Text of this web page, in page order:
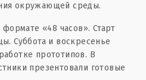
окружающей среды.
«48 часов». Старт
Суббота и воскресенье
прототипов. В
презентовали готовые